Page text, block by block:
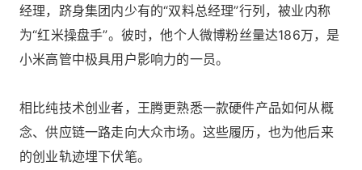
经理，跻身集团内少有的“双料总经理”行列，被业内称
为“红米操盘手”。彼时，他个人微博粉丝量达186万，是
小米高管中极具用户影响力的一员。
相比纯技术创业者，王腾更熟悉一款硬件产品如何从概
念、供应链一路走向大众市场。这些履历，也为他后来
的创业轨迹埋下伏笔。